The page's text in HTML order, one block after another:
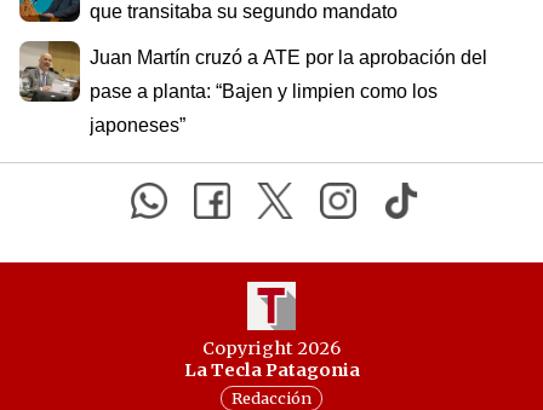
que transitaba su segundo mandato
Juan Martín cruzó a ATE por la aprobación del
pase a planta: “Bajen y limpien como los
japoneses”
Copyright 2026
La Tecla Patagonia
Redacción